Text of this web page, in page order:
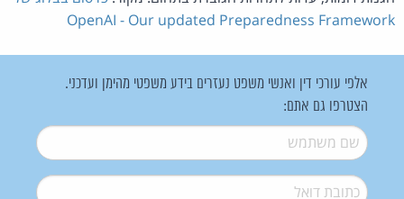
OpenAI - Our updated Preparedness Framework
אלפי עורכי דין ואנשי משפט נעזרים בידע משפטי מהימן ועדכני.
הצטרפו גם אתם:
שם משתמש*
דואל*